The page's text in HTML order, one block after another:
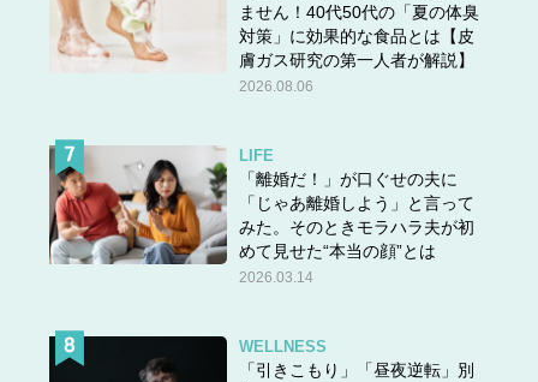
ません！40代50代の「夏の体臭
対策」に効果的な食品とは【皮
膚ガス研究の第一人者が解説】
2026.08.06
LIFE
「離婚だ！」が口ぐせの夫に
「じゃあ離婚しよう」と言って
みた。そのときモラハラ夫が初
めて見せた“本当の顔”とは
2026.03.14
WELLNESS
「引きこもり」「昼夜逆転」別